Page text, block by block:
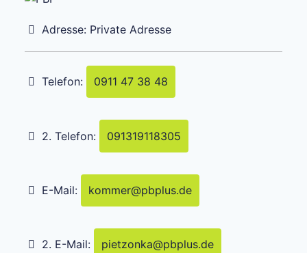
Adresse: Private Adresse
Telefon: 0911 47 38 48
2. Telefon: 091319118305
E-Mail: kommer@pbplus.de
2. E-Mail: pietzonka@pbplus.de